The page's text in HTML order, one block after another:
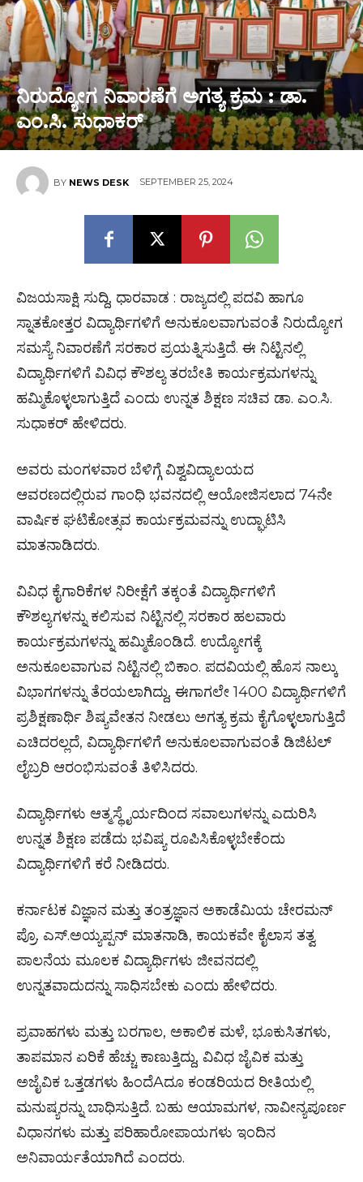
ನಿರುದ್ಯೋಗ ನಿವಾರಣೆಗೆ ಅಗತ್ಯ ಕ್ರಮ : ಡಾ.
ಎಂ.ಸಿ. ಸುಧಾಕರ್
BY NEWS DESK SEPTEMBER 25, 2024
ವಿಜಯಸಾಕ್ಷಿ ಸುದ್ದಿ, ಧಾರವಾಡ : ರಾಜ್ಯದಲ್ಲಿ ಪದವಿ ಹಾಗೂ
ಸ್ನಾತಕೋತ್ತರ ವಿದ್ಯಾರ್ಥಿಗಳಿಗೆ ಅನುಕೂಲವಾಗುವಂತೆ ನಿರುದ್ಯೋಗ
ಸಮಸ್ಯೆ ನಿವಾರಣೆಗೆ ಸರಕಾರ ಪ್ರಯತ್ನಿಸುತ್ತಿದೆ. ಈ ನಿಟ್ಟಿನಲ್ಲಿ
ವಿದ್ಯಾರ್ಥಿಗಳಿಗೆ ವಿವಿಧ ಕೌಶಲ್ಯ ತರಬೇತಿ ಕಾರ್ಯಕ್ರಮಗಳನ್ನು
ಹಮ್ಮಿಕೊಳ್ಳಲಾಗುತ್ತಿದೆ ಎಂದು ಉನ್ನತ ಶಿಕ್ಷಣ ಸಚಿವ ಡಾ. ಎಂ.ಸಿ.
ಸುಧಾಕರ್ ಹೇಳಿದರು.
ಅವರು ಮಂಗಳವಾರ ಬೆಳಿಗ್ಗೆ ವಿಶ್ವವಿದ್ಯಾಲಯದ
ಆವರಣದಲ್ಲಿರುವ ಗಾಂಧಿ ಭವನದಲ್ಲಿ ಆಯೋಜಿಸಲಾದ 74ನೇ
ವಾರ್ಷಿಕ ಘಟಿಕೋತ್ಸವ ಕಾರ್ಯಕ್ರಮವನ್ನು ಉದ್ಘಾಟಿಸಿ
ಮಾತನಾಡಿದರು.
ವಿವಿಧ ಕೈಗಾರಿಕೆಗಳ ನಿರೀಕ್ಷೆಗೆ ತಕ್ಕಂತೆ ವಿದ್ಯಾರ್ಥಿಗಳಿಗೆ
ಕೌಶಲ್ಯಗಳನ್ನು ಕಲಿಸುವ ನಿಟ್ಟಿನಲ್ಲಿ ಸರಕಾರ ಹಲವಾರು
ಕಾರ್ಯಕ್ರಮಗಳನ್ನು ಹಮ್ಮಿಕೊಂಡಿದೆ. ಉದ್ಯೋಗಕ್ಕೆ
ಅನುಕೂಲವಾಗುವ ನಿಟ್ಟಿನಲ್ಲಿ ಬಿಕಾಂ. ಪದವಿಯಲ್ಲಿ ಹೊಸ ನಾಲ್ಕು
ವಿಭಾಗಗಳನ್ನು ತೆರಯಲಾಗಿದ್ದು, ಈಗಾಗಲೇ 1400 ವಿದ್ಯಾರ್ಥಿಗಳಿಗೆ
ಪ್ರಶಿಕ್ಷಣಾರ್ಥಿ ಶಿಷ್ಯವೇತನ ನೀಡಲು ಅಗತ್ಯ ಕ್ರಮ ಕೈಗೊಳ್ಳಲಾಗುತ್ತಿದೆ
ಎಚಿದರಲ್ಲದೆ, ವಿದ್ಯಾರ್ಥಿಗಳಿಗೆ ಅನುಕೂಲವಾಗುವಂತೆ ಡಿಜಿಟಲ್
ಲೈಬ್ರರಿ ಆರಂಭಿಸುವಂತೆ ತಿಳಿಸಿದರು.
ವಿದ್ಯಾರ್ಥಿಗಳು ಆತ್ಮಸ್ಥೈರ್ಯದಿಂದ ಸವಾಲುಗಳನ್ನು ಎದುರಿಸಿ
ಉನ್ನತ ಶಿಕ್ಷಣ ಪಡೆದು ಭವಿಷ್ಯ ರೂಪಿಸಿಕೊಳ್ಳಬೇಕೆಂದು
ವಿದ್ಯಾರ್ಥಿಗಳಿಗೆ ಕರೆ ನೀಡಿದರು.
ಕರ್ನಾಟಕ ವಿಜ್ಞಾನ ಮತ್ತು ತಂತ್ರಜ್ಞಾನ ಅಕಾಡೆಮಿಯ ಚೇರಮನ್
ಪ್ರೊ. ಎಸ್.ಅಯ್ಯಪ್ಪನ್ ಮಾತನಾಡಿ, ಕಾಯಕವೇ ಕೈಲಾಸ ತತ್ವ
ಪಾಲನೆಯ ಮೂಲಕ ವಿದ್ಯಾರ್ಥಿಗಳು ಜೀವನದಲ್ಲಿ
ಉನ್ನತವಾದುದನ್ನು ಸಾಧಿಸಬೇಕು ಎಂದು ಹೇಳಿದರು.
ಪ್ರವಾಹಗಳು ಮತ್ತು ಬರಗಾಲ, ಅಕಾಲಿಕ ಮಳೆ, ಭೂಕುಸಿತಗಳು,
ತಾಪಮಾನ ಏರಿಕೆ ಹೆಚ್ಚು ಕಾಣುತ್ತಿದ್ದು, ವಿವಿಧ ಜೈವಿಕ ಮತ್ತು
ಅಜೈವಿಕ ಒತ್ತಡಗಳು ಹಿಂದೆAದೂ ಕಂಡರಿಯದ ರೀತಿಯಲ್ಲಿ
ಮನುಷ್ಯರನ್ನು ಬಾಧಿಸುತ್ತಿದೆ. ಬಹು ಆಯಾಮಗಳ, ನಾವೀನ್ಯಪೂರ್ಣ
ವಿಧಾನಗಳು ಮತ್ತು ಪರಿಹಾರೋಪಾಯಗಳು ಇಂದಿನ
ಅನಿವಾರ್ಯತೆಯಾಗಿದೆ ಎಂದರು.